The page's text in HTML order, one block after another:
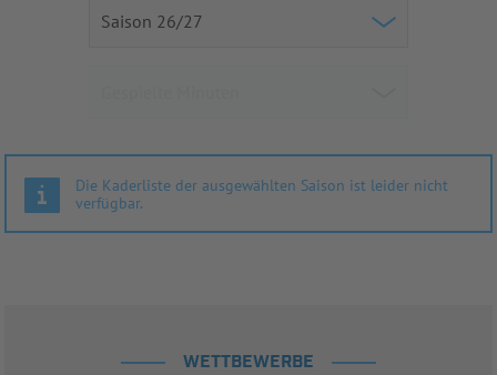
Die Kaderliste der ausgewählten Saison ist leider nicht
verfügbar.
WETTBEWERBE